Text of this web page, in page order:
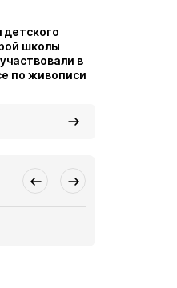
детского
школы
в
по живописи